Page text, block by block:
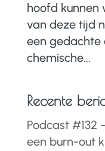
hoofd kunnen
van deze tijd
een gedachte
chemische...
Recente
Podcast #132
een burn-out